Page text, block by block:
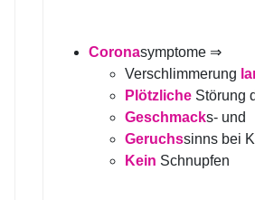
Coronasymptome ⇒
Verschlimmerung
Plötzliche Störung
Geschmacks- und
Geruchssinns bei
Kein Schnupfen